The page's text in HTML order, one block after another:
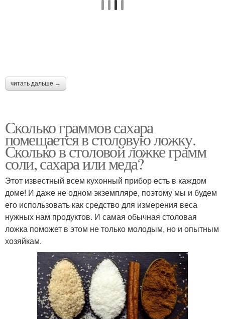
читать дальше →
Сколько граммов сахара
помещается в столовую ложку.
Сколько в столовой ложке грамм
соли, сахара или меда?
Этот известный всем кухонный прибор есть в каждом
доме! И даже не одном экземпляре, поэтому мы и будем
его использовать как средство для измерения веса
нужных нам продуктов. И самая обычная столовая
ложка поможет в этом не только молодым, но и опытным
хозяйкам.